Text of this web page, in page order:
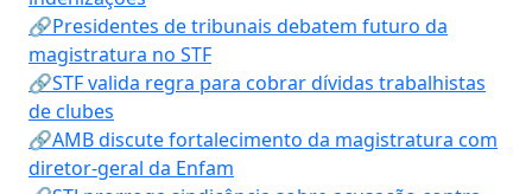
🔗Presidentes de tribunais debatem futuro da
magistratura no STF
🔗STF valida regra para cobrar dívidas trabalhistas
de clubes
🔗AMB discute fortalecimento da magistratura com
diretor-geral da Enfam